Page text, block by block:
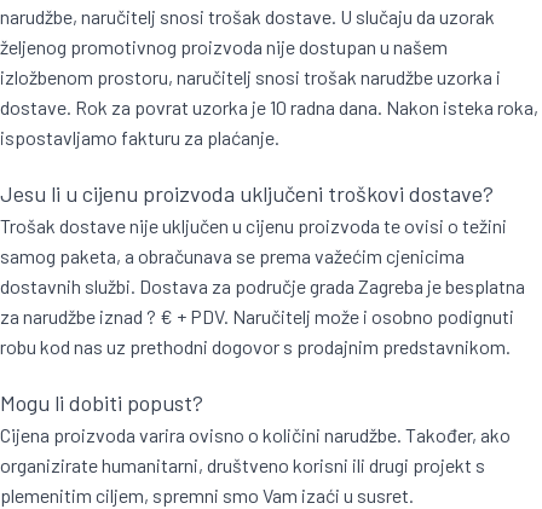
narudžbe, naručitelj snosi trošak dostave. U slučaju da uzorak
željenog promotivnog proizvoda nije dostupan u našem
izložbenom prostoru, naručitelj snosi trošak narudžbe uzorka i
dostave. Rok za povrat uzorka je 10 radna dana. Nakon isteka roka,
ispostavljamo fakturu za plaćanje.
Jesu li u cijenu proizvoda uključeni troškovi dostave?
Trošak dostave nije uključen u cijenu proizvoda te ovisi o težini
samog paketa, a obračunava se prema važećim cjenicima
dostavnih službi. Dostava za područje grada Zagreba je besplatna
za narudžbe iznad ? € + PDV. Naručitelj može i osobno podignuti
robu kod nas uz prethodni dogovor s prodajnim predstavnikom.
Mogu li dobiti popust?
Cijena proizvoda varira ovisno o količini narudžbe. Također, ako
organizirate humanitarni, društveno korisni ili drugi projekt s
plemenitim ciljem, spremni smo Vam izaći u susret.